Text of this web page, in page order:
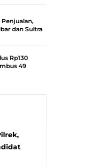
Penjualan,
dan Sultra
Rp130
49